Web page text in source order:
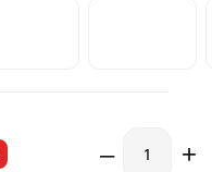
– +